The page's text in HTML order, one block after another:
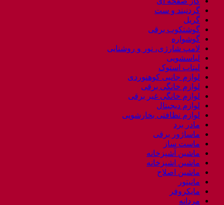
گردنبند و ست
گریل
گوشتکوب برقی
گوشواره
لامپ شارژی، نور و روشنایی
لباسشویی
لپتاب استوک
لوازم جانبی کوهنوردی
لوازم خانگی برقی
لوازم خانگی غیر برقی
لوازم دیجیتال
لوازم نظافتی بخارشویی
مادر برد
ماساژور برقی
ماست ساز
ماشین آشپزخانه
ماشین اشپزخانه
ماشین اصلاح
مانیتور
مایکروفر
مردانه